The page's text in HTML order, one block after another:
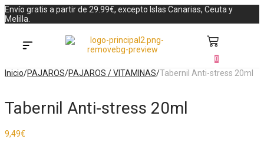
Envío gratis a partir de 29.99€, excepto Islas Canarias, Ceuta y
Melilla.
0
Inicio/PAJAROS/PAJAROS / VITAMINAS/Tabernil Anti-stress 20ml
Tabernil Anti-stress 20ml
9,49€